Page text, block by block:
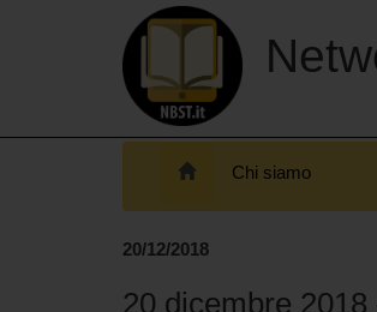
Chi siamo
20/12/2018
20 dicembre